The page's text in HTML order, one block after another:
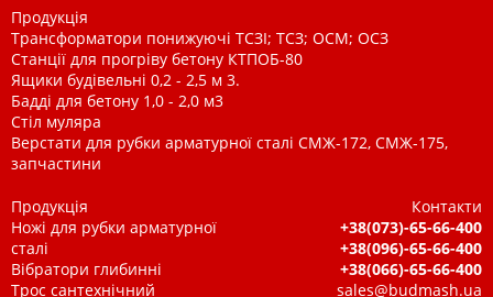
Продукція
Трансформатори понижуючі ТСЗІ; ТСЗ; ОСМ; ОСЗ
Станції для прогріву бетону КТПОБ-80
Ящики будівельні 0,2 - 2,5 м 3.
Бадді для бетону 1,0 - 2,0 м3
Стіл муляра
Верстати для рубки арматурної сталі СМЖ-172, СМЖ-175,
запчастини
Продукція
Ножі для рубки арматурної
сталі
Вібратори глибинні
Трос сантехнічний
Контакти
+38(073)-65-66-400
+38(096)-65-66-400
+38(066)-65-66-400
sales@budmash.ua